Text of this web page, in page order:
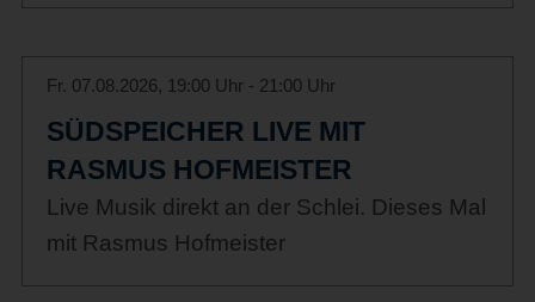
Fr. 07.08.2026, 19:00 Uhr - 21:00 Uhr
SÜDSPEICHER LIVE MIT
RASMUS HOFMEISTER
Live Musik direkt an der Schlei. Dieses Mal
mit Rasmus Hofmeister